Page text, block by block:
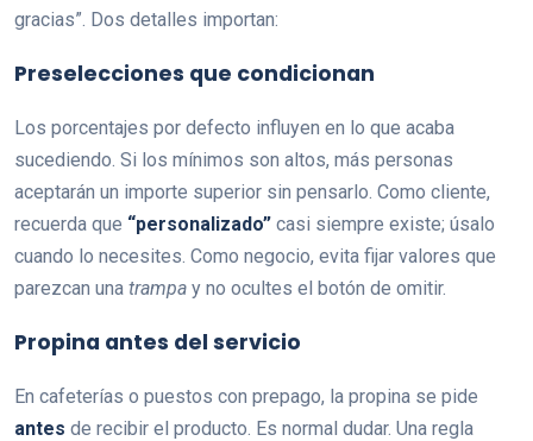
gracias”. Dos detalles importan:
Preselecciones que condicionan
Los porcentajes por defecto influyen en lo que acaba
sucediendo. Si los mínimos son altos, más personas
aceptarán un importe superior sin pensarlo. Como cliente,
recuerda que “personalizado” casi siempre existe; úsalo
cuando lo necesites. Como negocio, evita fijar valores que
parezcan una trampa y no ocultes el botón de omitir.
Propina antes del servicio
En cafeterías o puestos con prepago, la propina se pide
antes de recibir el producto. Es normal dudar. Una regla